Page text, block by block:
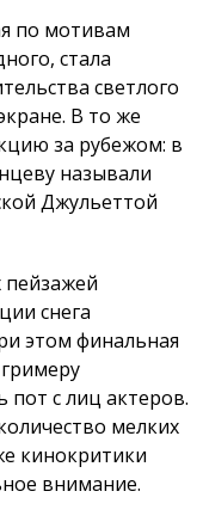
по мотивам
стала
светлого
В то же
за рубежом: в
называли
Джульеттой
пейзажей
снега
этом финальная
пот с лиц актеров.
мелких
кинокритики
внимание.